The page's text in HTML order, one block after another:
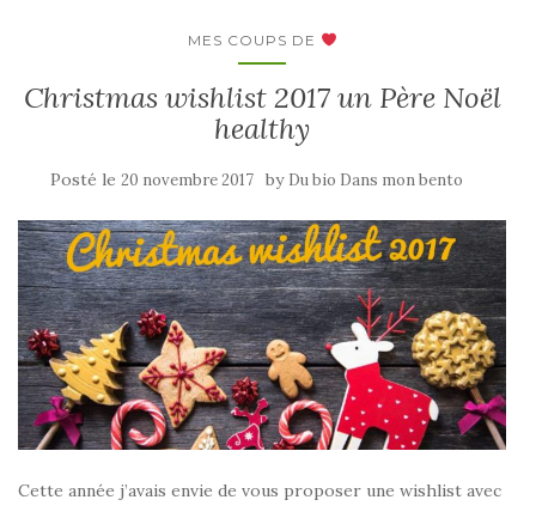
MES COUPS DE
Christmas wishlist 2017 un Père Noël
healthy
Posté le 20 novembre 2017 by Du bio Dans mon bento
Cette année j’avais envie de vous proposer une wishlist avec